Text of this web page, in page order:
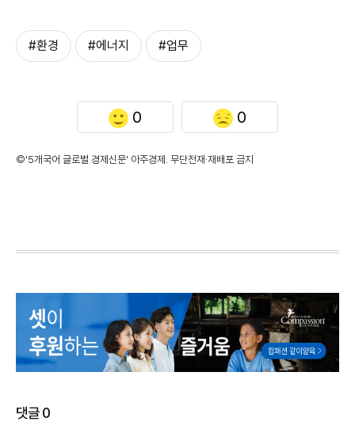
#환경 #에너지 #업무
0 0
©'5개국어 글로벌 경제신문' 아주경제. 무단전재·재배포 금지
댓글0